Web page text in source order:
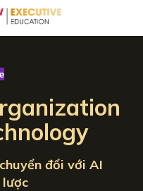
đổi với AI
lược